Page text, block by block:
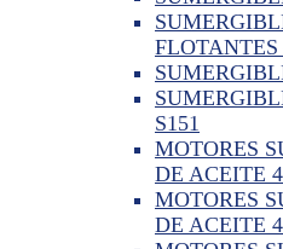
FLOTANTES
S151
MOTORES
DE ACEITE
MOTORES
DE ACEITE